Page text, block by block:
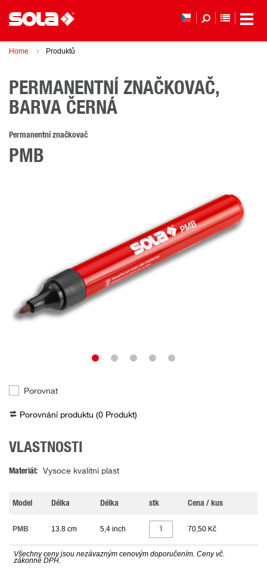
Home Produktů
PERMANENTNÍ ZNAČKOVAČ,
BARVA ČERNÁ
Permanentní značkovač
PMB
Porovnat
Porovnání produktu (0 Produkt)
VLASTNOSTI
Materiál Vysoce kvalitní plast
Model Délka Délka stk Cena / kus
PMB 13.8 cm 5,4 inch 70,50 Kč
Všechny ceny jsou nezávazným cenovým doporučením. Ceny vč.
zákonné DPH.